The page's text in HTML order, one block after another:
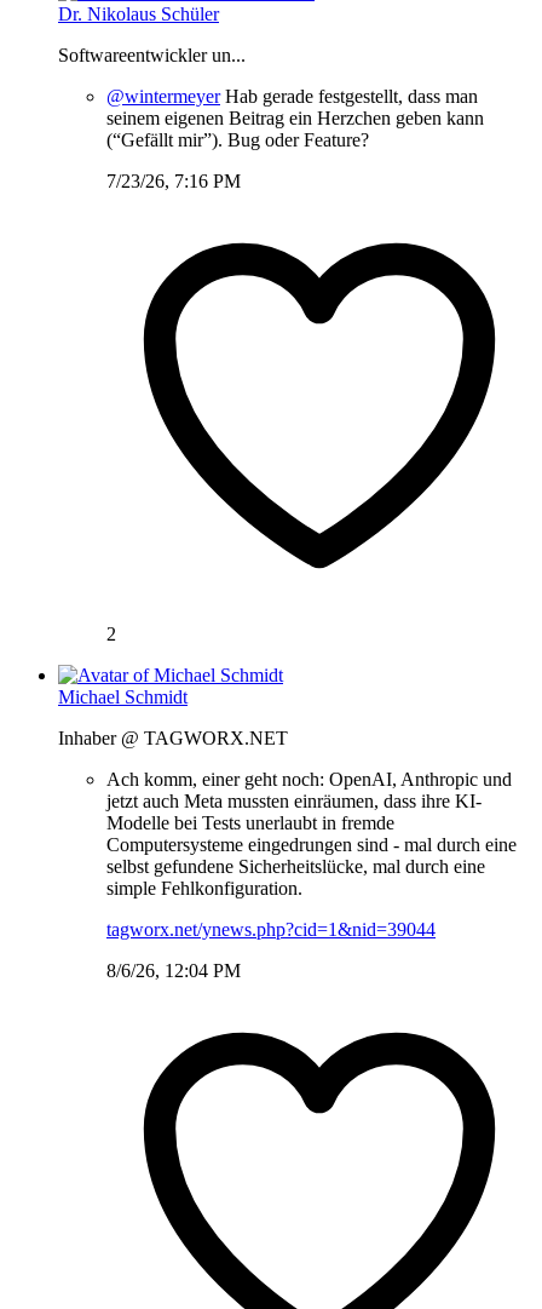
Dr. Nikolaus Schüler
Softwareentwickler un...
@wintermeyerHab gerade festgestellt, dass man
seinem eigenen Beitrag ein Herzchen geben kann
(“Gefällt mir”). Bug oder Feature?
7/23/26, 7:16 PM
2
Michael Schmidt
Inhaber @ TAGWORX.NET
Ach komm, einer geht noch: OpenAI, Anthropic und
jetzt auch Meta mussten einräumen, dass ihre KI-
Modelle bei Tests unerlaubt in fremde
Computersysteme eingedrungen sind - mal durch eine
selbst gefundene Sicherheitslücke, mal durch eine
simple Fehlkonfiguration.
tagworx.net/ynews.php?cid=1&nid=39044
8/6/26, 12:04 PM